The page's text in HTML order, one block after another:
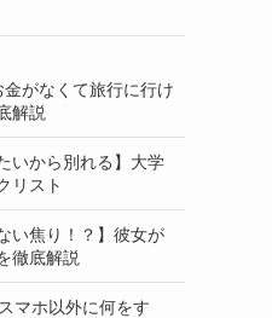
金がなくて旅行に行け
解説
いから別れる】大学
リスト
い焦り！？】彼女が
徹底解説
マホ以外に何をす